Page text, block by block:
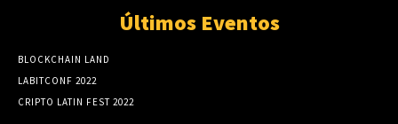
Últimos Eventos
BLOCKCHAIN LAND
LABITCONF 2022
CRIPTO LATIN FEST 2022